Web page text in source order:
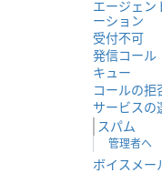
エージェン
ーション
受付不可
発信コール
キュー
コールの拒
サービスの
スパム
管理者へ
ボイスメー